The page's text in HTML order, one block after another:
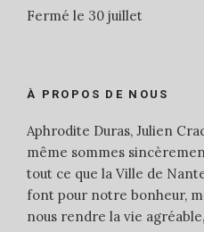
Fermé le 30 juillet
À PROPOS DE NOUS
Aphrodite Duras, Julien
même sommes
tout ce que la Ville de
font pour notre bonheur,
nous rendre la vie